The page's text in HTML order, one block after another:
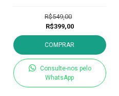
R$549,00
R$399,00
COMPRAR
Consulte-nos pelo
WhatsApp